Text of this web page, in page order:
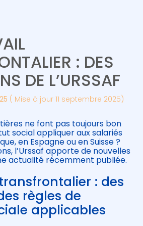
humaines
: DES
DE L’URSSAF
( Mise à jour 11 septembre 2025)
ne font pas toujours bon
social appliquer aux salariés
en Espagne ou en Suisse ?
l’Urssaf apporte de nouvelles
actualité récemment publiée.
: des
règles de
applicables